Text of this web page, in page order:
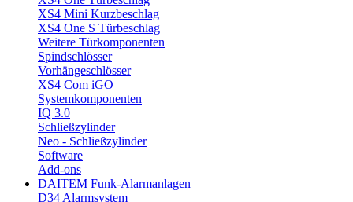
XS4 Mini Kurzbeschlag
XS4 One S Türbeschlag
Weitere Türkomponenten
Spindschlösser
Vorhängeschlösser
XS4 Com iGO
Systemkomponenten
IQ 3.0
Schließzylinder
Neo - Schließzylinder
Software
Add-ons
DAITEM Funk-Alarmanlagen
D34 Alarmsystem